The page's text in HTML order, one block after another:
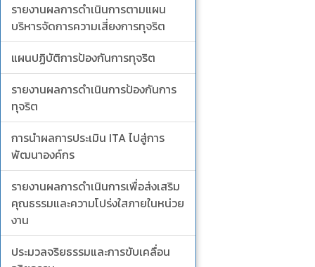
รายงานผลการดำเนินการตามแผน
บริหารจัดการความเสี่ยงการทุจริต
แผนปฏิบัติการป้องกันการทุจริต
รายงานผลการดำเนินการป้องกันการ
ทุจริต
การนำผลการประเมิน ITA ไปสู่การ
พัฒนาองค์กร
รายงานผลการดำเนินการเพื่อส่งเสริม
คุณธรรมและความโปร่งใสภายในหน่วย
งาน
ประมวลจริยธรรมและการขับเคลื่อน